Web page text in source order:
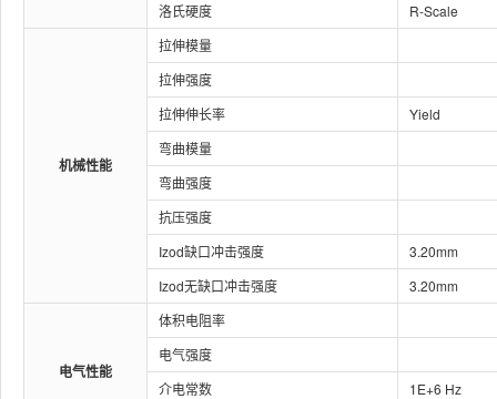
洛氏硬度
R-Scale
机械性能
拉伸模量
拉伸强度
拉伸伸长率
Yield
弯曲模量
弯曲强度
抗压强度
Izod缺口冲击强度
3.20mm
Izod无缺口冲击强度
3.20mm
电气性能
体积电阻率
电气强度
介电常数
1E+6 Hz